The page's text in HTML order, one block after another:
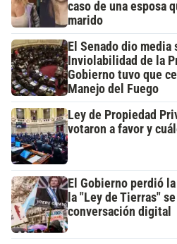
caso de una esposa
marido
El Senado dio media
Inviolabilidad de la
Gobierno tuvo que
Manejo del Fuego
Ley de Propiedad
votaron a favor y
El Gobierno perdió
la "Ley de Tierras"
conversación digital